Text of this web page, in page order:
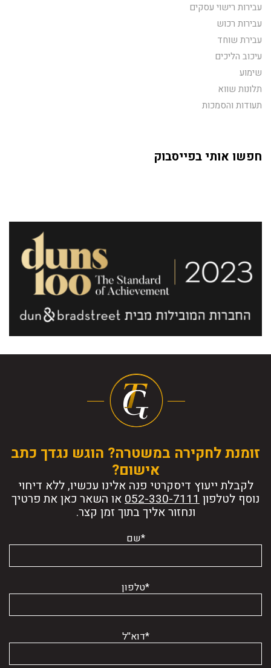
עבירות רישוי עסקים
עבירות רכוש
עבירת שוחד
עיכוב הליכים
שימוע
תלונות שווא
תעודות והסמכות
חפשו אותי בפייסבוק
זומנת לחקירה במשטרה? הוגש נגדך כתב
אישום?
לקבלת ייעוץ דיסקרטי פנה אלינו עכשיו, ללא דיחוי
נוסף לטלפון או השאר כאן את פרטיך
ונחזור אליך בתוך זמן קצר.
*שם
*טלפון
*דוא''ל